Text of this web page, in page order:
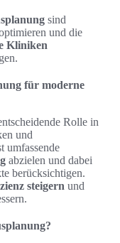
sind
und die
Kliniken
für moderne
Rolle in
und
umfassende
abzielen und dabei
berücksichtigen.
steigern und